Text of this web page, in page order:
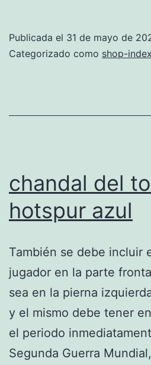
la
fútbol
Publicada el 31 de mayo de
Categorizado como shop-index
chandal del
hotspur azul
También se debe incluir
jugador en la parte
sea en la pierna
y el mismo debe tener
el periodo
Segunda Guerra